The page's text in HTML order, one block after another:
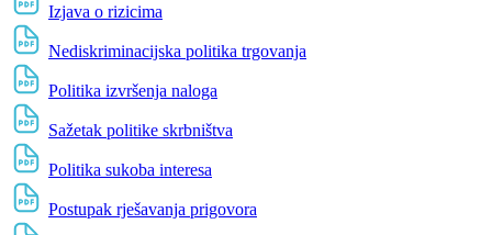
Izjava o rizicima
Nediskriminacijska politika trgovanja
Politika izvršenja naloga
Sažetak politike skrbništva
Politika sukoba interesa
Postupak rješavanja prigovora